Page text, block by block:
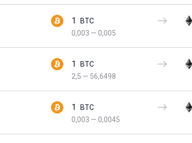
1
BTC
0,003 — 0,005
1
BTC
2,5 — 56,6498
1
BTC
0,003 — 0,0045